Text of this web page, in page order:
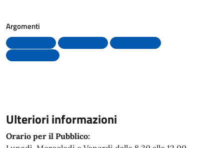
Argomenti
Ulteriori informazioni
Orario per il Pubblico: